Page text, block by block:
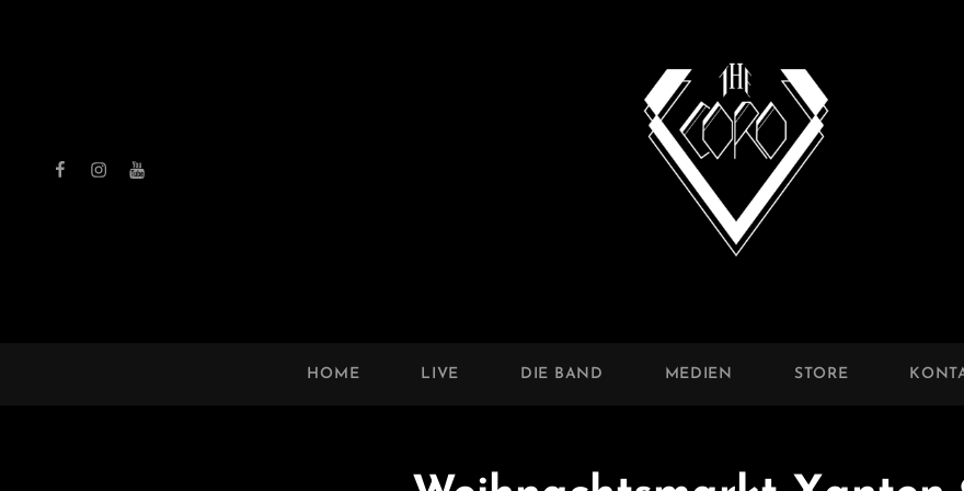
FacebookInstagram
Youtube
HOME LIVE DIE BAND MEDIEN STORE